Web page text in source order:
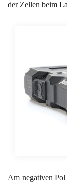
der Zellen beim
Am negativen